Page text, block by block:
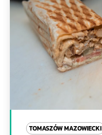
TOMASZÓW MAZOWIECKI